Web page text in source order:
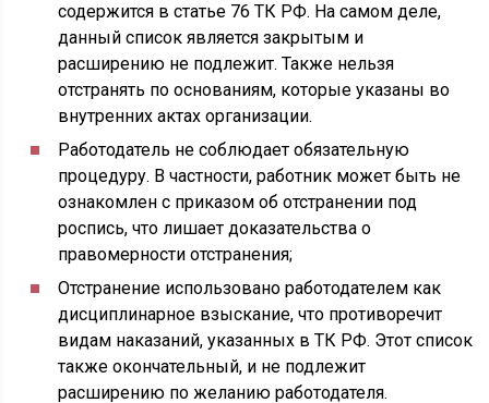
содержится в статье 76 ТК РФ. На самом деле,
данный список является закрытым и
расширению не подлежит. Также нельзя
отстранять по основаниям, которые указаны во
внутренних актах организации.
Работодатель не соблюдает обязательную
процедуру. В частности, работник может быть не
ознакомлен с приказом об отстранении под
роспись, что лишает доказательства о
правомерности отстранения;
Отстранение использовано работодателем как
дисциплинарное взыскание, что противоречит
видам наказаний, указанных в ТК РФ. Этот список
также окончательный, и не подлежит
расширению по желанию работодателя.